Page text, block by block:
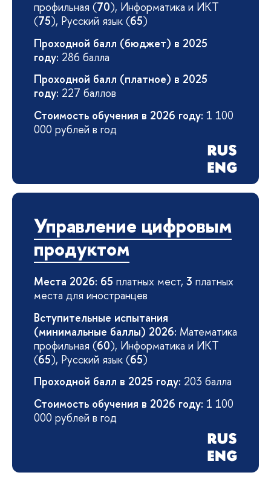
профильная (70), Информатика и ИКТ
(75), Русский язык (65)
Проходной балл (бюджет) в 2025
году: 286 балла
Проходной балл (платное) в 2025
году: 227 баллов
Стоимость обучения в 2026 году: 1 100
000 рублей в год
Управление цифровым
продуктом
Места 2026: 65 платных мест, 3 платных
места для иностранцев
Вступительные испытания
(минимальные баллы) 2026: Математика
профильная (60), Информатика и ИКТ
(65), Русский язык (65)
Проходной балл в 2025 году: 203 балла
Стоимость обучения в 2026 году: 1 100
000 рублей в год